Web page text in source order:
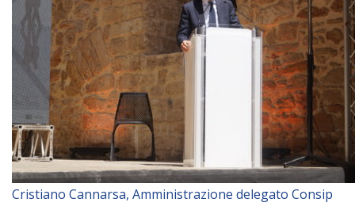
Cristiano Cannarsa, Amministrazione delegato Consip